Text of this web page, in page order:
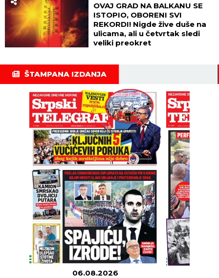
OVAJ GRAD NA BALKANU SE
ISTOPIO, OBORENI SVI
REKORDI! Nigde žive duše na
ulicama, ali u četvrtak sledi
veliki preokret
ŠTAMPANA IZDANJA
06.08.2026